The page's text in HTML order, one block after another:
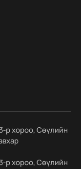
р хороо, Сөүлийн
р хороо, Сөүлийн